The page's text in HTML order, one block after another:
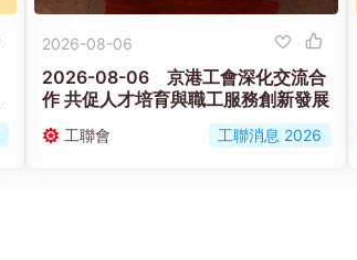
2026-08-06
2026-08-06 京港工會深化交流合
作 共促人才培育與職工服務創新發展
工聯會 工聯消息 2026